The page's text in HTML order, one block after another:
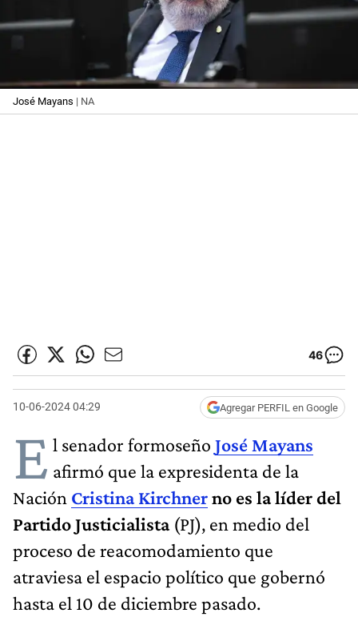
José Mayans | NA
46
10-06-2024 04:29 Agregar PERFIL en Google
E l senador formoseño José Mayans
afirmó que la expresidenta de la
Nación Cristina Kirchnerno es la líder del
Partido Justicialista(PJ), en medio del
proceso de reacomodamiento que
atraviesa el espacio político que gobernó
hasta el 10 de diciembre pasado.